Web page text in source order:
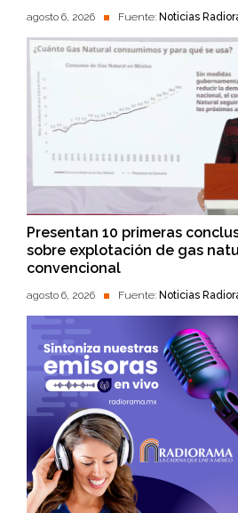
agosto 6, 2026 Fuente: Noticias
Presentan 10 primeras
sobre explotación de gas
convencional
agosto 6, 2026 Fuente: Noticias